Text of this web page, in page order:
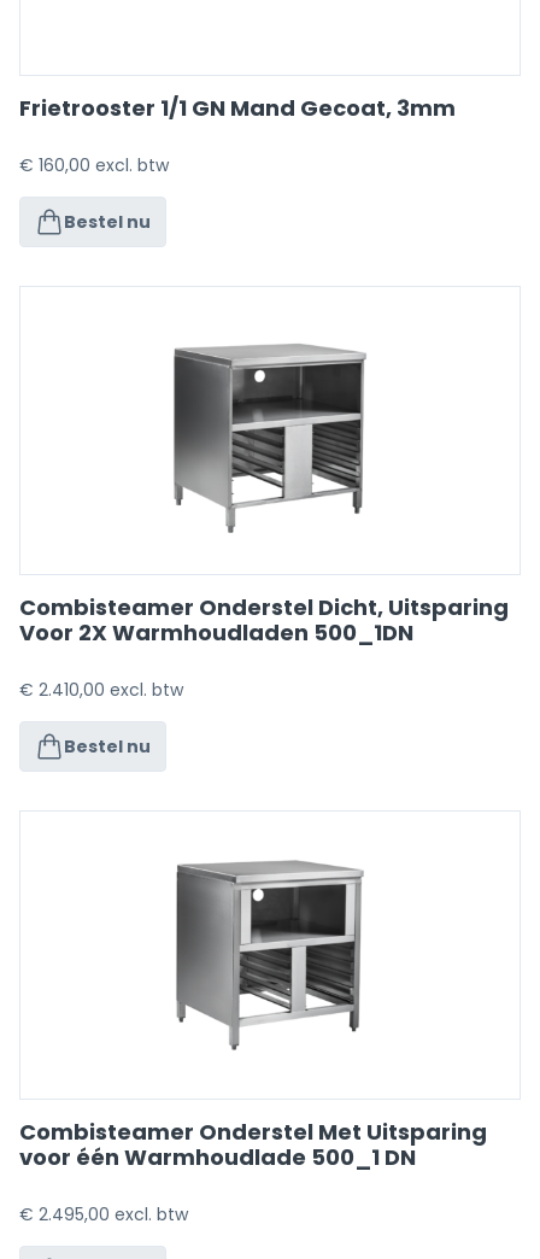
Frietrooster 1/1 GN Mand Gecoat, 3mm
€ 160,00 excl. btw
Bestel nu
Combisteamer Onderstel Dicht, Uitsparing
Voor 2X Warmhoudladen 500_1DN
€ 2.410,00 excl. btw
Bestel nu
Combisteamer Onderstel Met Uitsparing
voor één Warmhoudlade 500_1 DN
€ 2.495,00 excl. btw